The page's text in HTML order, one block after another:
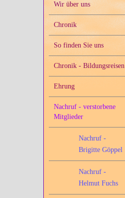
Wir über uns
Chronik
So finden Sie uns
Chronik - Bildungsreisen
Ehrung
Nachruf - verstorbene
Mitglieder
Nachruf -
Brigitte Göppel
Nachruf -
Helmut Fuchs